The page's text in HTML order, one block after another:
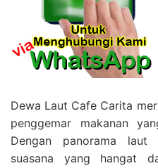
Dewa Laut Cafe Carita
penggemar makanan
Dengan panorama laut
suasana yang hangat